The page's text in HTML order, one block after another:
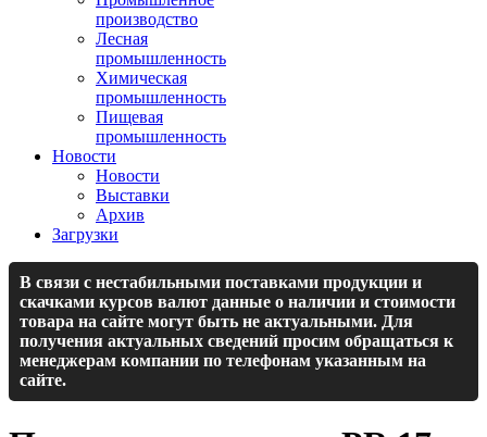
производство
Лесная
промышленность
Химическая
промышленность
Пищевая
промышленность
Новости
Новости
Выставки
Архив
Загрузки
В связи с нестабильными поставками продукции и
скачками курсов валют данные о наличии и стоимости
товара на сайте могут быть не актуальными. Для
получения актуальных сведений просим обращаться к
менеджерам компании по телефонам указанным на
сайте.